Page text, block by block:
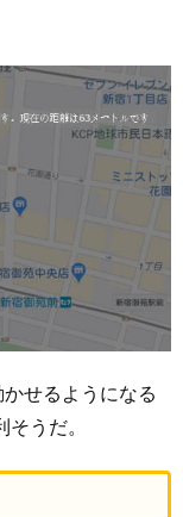
せるようになる
うだ。